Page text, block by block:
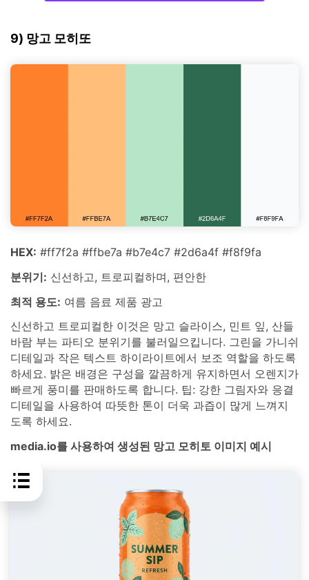
9) 망고 모히또
HEX: #ff7f2a #ffbe7a #b7e4c7 #2d6a4f #f8f9fa
분위기: 신선하고, 트로피컬하며, 편안한
최적 용도: 여름 음료 제품 광고
신선하고 트로피컬한 이것은 망고 슬라이스, 민트 잎, 산들
바람 부는 파티오 분위기를 불러일으킵니다. 그린을 가니쉬
디테일과 작은 텍스트 하이라이트에서 보조 역할을 하도록
하세요. 밝은 배경은 구성을 깔끔하게 유지하면서 오렌지가
빠르게 풍미를 판매하도록 합니다. 팁: 강한 그림자와 응결
디테일을 사용하여 따뜻한 톤이 더욱 과즙이 많게 느껴지
도록 하세요.
media.io를 사용하여 생성된 망고 모히토 이미지 예시